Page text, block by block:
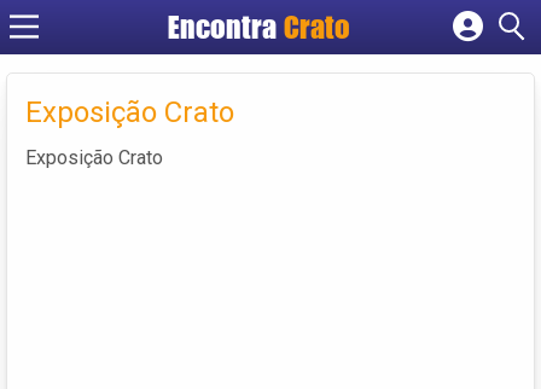
Encontra Crato
Cadastrar empresa
Exposição Crato
Exposição Crato